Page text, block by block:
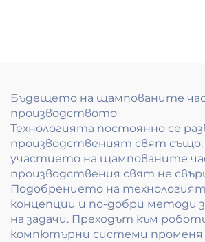
Бъдещето на щампованите
производството
Технологията постоянно се
производственият свят също.
участието на щампованите
производствения свят не
Подобрението на
концепции и по-добри методи
на задачи. Преходът към
компютърни системи променя